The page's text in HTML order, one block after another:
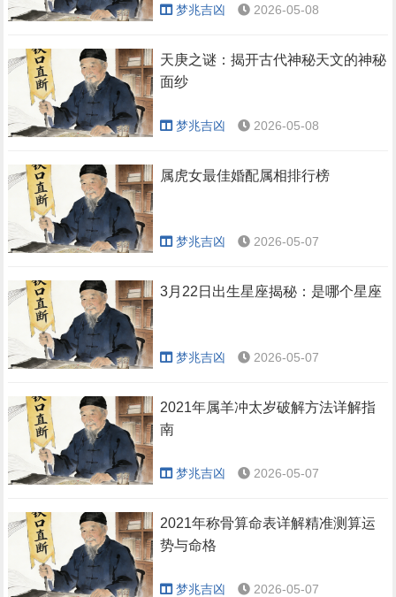
梦兆吉凶 2026-05-08
天庚之谜：揭开古代神秘天文的神秘
面纱
梦兆吉凶 2026-05-08
属虎女最佳婚配属相排行榜
梦兆吉凶 2026-05-07
3月22日出生星座揭秘：是哪个星座
梦兆吉凶 2026-05-07
2021年属羊冲太岁破解方法详解指
南
梦兆吉凶 2026-05-07
2021年称骨算命表详解精准测算运
势与命格
梦兆吉凶 2026-05-07